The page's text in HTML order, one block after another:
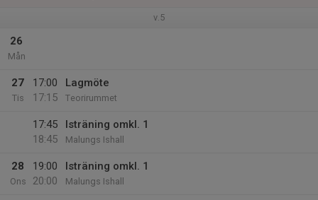
v.5
26
Mån
27
Tis
17:00
17:15
Lagmöte
Teorirummet
17:45
18:45
Isträning omkl. 1
Malungs Ishall
28
Ons
19:00
20:00
Isträning omkl. 1
Malungs Ishall